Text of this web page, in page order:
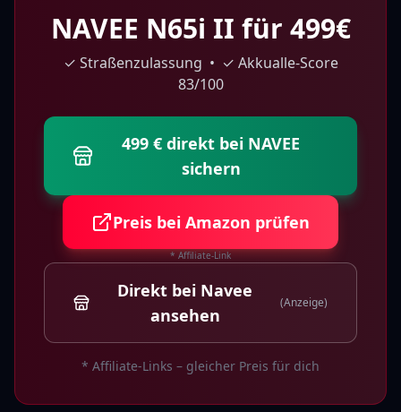
NAVEE N65i II für 499€
✓ Straßenzulassung • ✓ Akkualle-Score
83/100
499 € direkt bei NAVEE
sichern
Preis bei Amazon prüfen
* Affiliate-Link
Direkt bei Navee
ansehen
(Anzeige)
* Affiliate-Links – gleicher Preis für dich